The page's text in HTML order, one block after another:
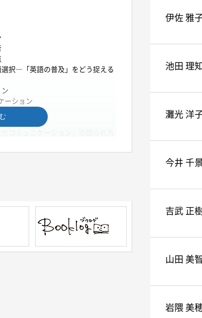
択―「英語の普及」をどう捉える
ーション
伊佐 雅
池田 理
灘光 洋
今井 千
吉武 正
山田 美
岩隈 美